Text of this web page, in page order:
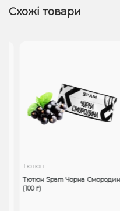
Схожі товари
Тютюн
Тютюн Spam Чорна Смородина
(100 г)